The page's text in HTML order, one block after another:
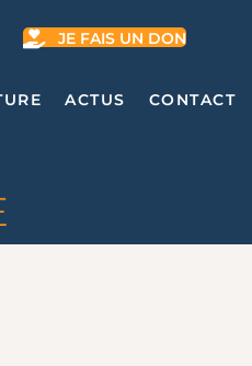
JE FAIS UN DON
ACTUS CONTACT